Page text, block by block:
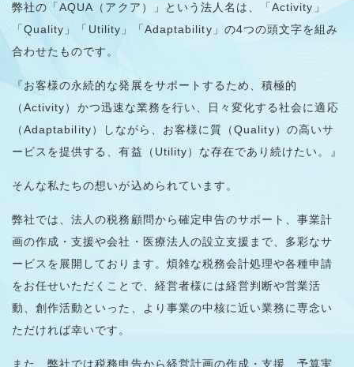
弊社の「AQUA（アクア）」という法人名は、「Activity」
「Quality」「Utility」「Adaptability」の4つの頭文字を組み
合わせたものです。
『お客様の永続的な発展をサポートするため、積極的
（Activity）かつ迅速な業務を行い、日々変化する社会に適応
（Adaptability）しながら、お客様に質（Quality）の高いサ
ービスを提供する、有益（Utility）な存在であり続けたい。』
そんな私たちの想いが込められています。
弊社では、法人の税務顧問から確定申告のサポート、事業計
画の作成・支援や会社・医療法人の設立支援まで、多彩なサ
ービスを展開しております。煩雑な税務会計処理や各種申請
をお任せいただくことで、経営者様には経営判断や営業活
動、創作活動といった、より事業の中核に近い業務に専念い
ただければ幸いです。
また、弊社では税務申告から経営計画の作成・支援、予算実